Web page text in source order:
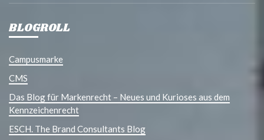
BLOGROLL
Campusmarke
CMS
Das Blog für Markenrecht – Neues und Kurioses aus dem
Kennzeichenrecht
ESCH. The Brand Consultants Blog